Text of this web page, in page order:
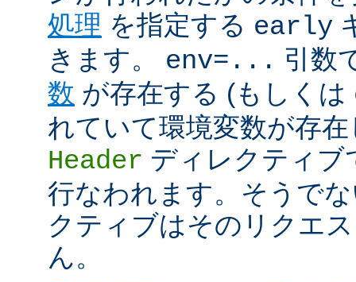
処理 を指定する early
きます。 env=... 引数
数 が存在する (もしくは
れていて環境変数が存
Header ディレクティブ
行なわれます。そうで
クティブはそのリクエ
ん。